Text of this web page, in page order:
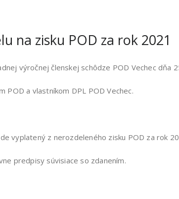
na zisku POD za rok 2021
výročnej členskej schôdze POD Vechec dňa
POD a vlastníkom DPL POD Vechec.
vyplatený z nerozdeleného zisku POD za rok
predpisy súvisiace so zdanením.